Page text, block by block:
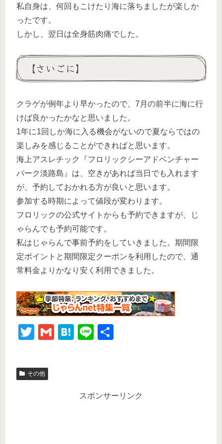
私自身は、何回もこけたり海に落ちましたが楽しか
ったです。
しかし、翌日は全身筋肉痛でした。
【さいごに】
クラゲが例年より早かったので、7月の前半に海に行
けば良かったかなと思いました。
1年に1回しか海に入る機会がないので夏ならではの
楽しみを感じることができればと思います。
海上アスレチック『フロリックシーアドベンチャー
パーク淡路島』は、空きがあれば当日でも入れます
が、予約しておかれる方が良いと思います。
参加する時期によって値段が変わります。
フロリックの公式サイトからも予約できますが、じ
ゃらんでも予約可能です。
私はじゃらんで事前予約をしていきました。期間限
定ポイントと期間限定クーポンを利用したので、通
常料金よりかなり安く利用できました。
T
tt
er
G
H
a
Li
その他
スポンサーリンク